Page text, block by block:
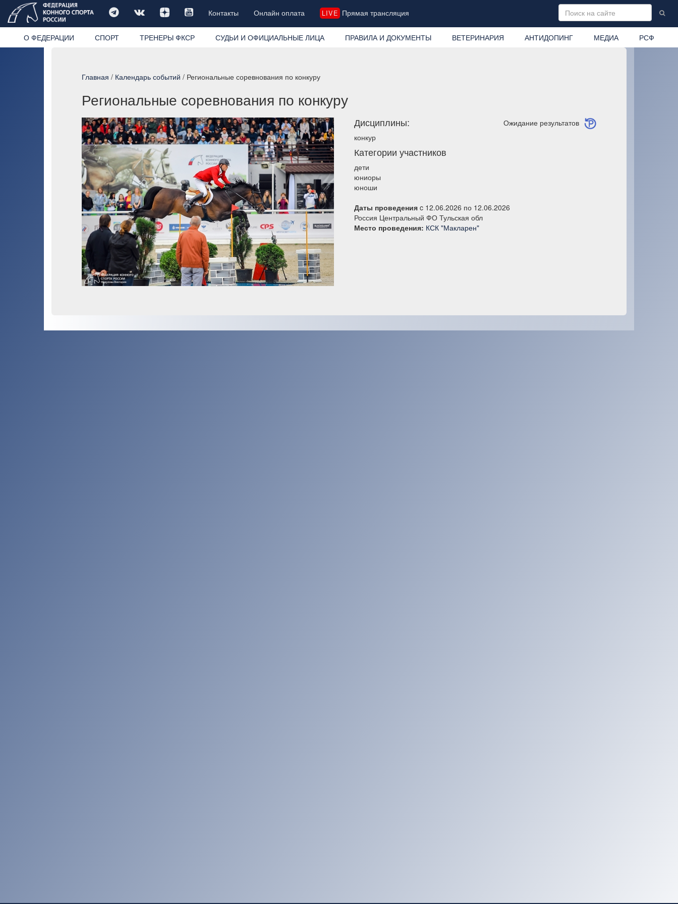
Контакты Онлайн оплата LIVE Прямая трансляция
О ФЕДЕРАЦИИ СПОРТ ТРЕНЕРЫ ФКСР СУДЬИ И ОФИЦИАЛЬНЫЕ ЛИЦА ПРАВИЛА И ДОКУМЕНТЫ ВЕТЕРИНАРИЯ АНТИДОПИНГ МЕДИА РСФ
Главная / Календарь событий / Региональные соревнования по конкуру
Региональные соревнования по конкуру
Ожидание результатов
Дисциплины:
конкур
Категории участников
дети
юниоры
юноши
Даты проведения c 12.06.2026 по 12.06.2026
Россия Центральный ФО Тульская обл
Место проведения: КСК "Макларен"